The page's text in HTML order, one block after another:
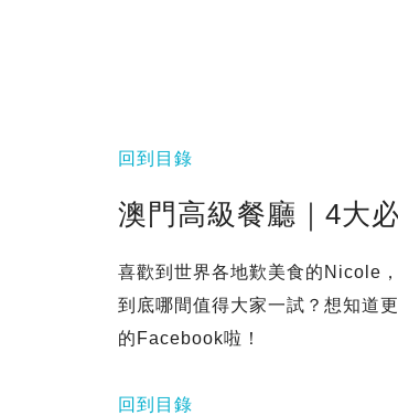
回到目錄
澳門高級餐廳｜4大
喜歡到世界各地歎美食的Nicole
到底哪間值得大家一試？想知道
的Facebook啦！
回到目錄